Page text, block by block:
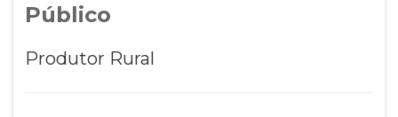
Público
Produtor Rural